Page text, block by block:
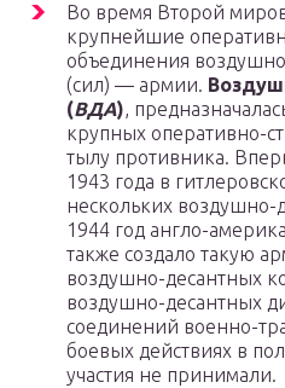
Во время Второй
крупнейшие
объединения
(сил) — армии.
(ВДА),
крупных оперативно-
тылу противника.
1943 года в
нескольких
1944 год англо-
также создало такую
воздушно-десантных
воздушно-десантных
соединений военно-
боевых действиях в
участия не принимали.